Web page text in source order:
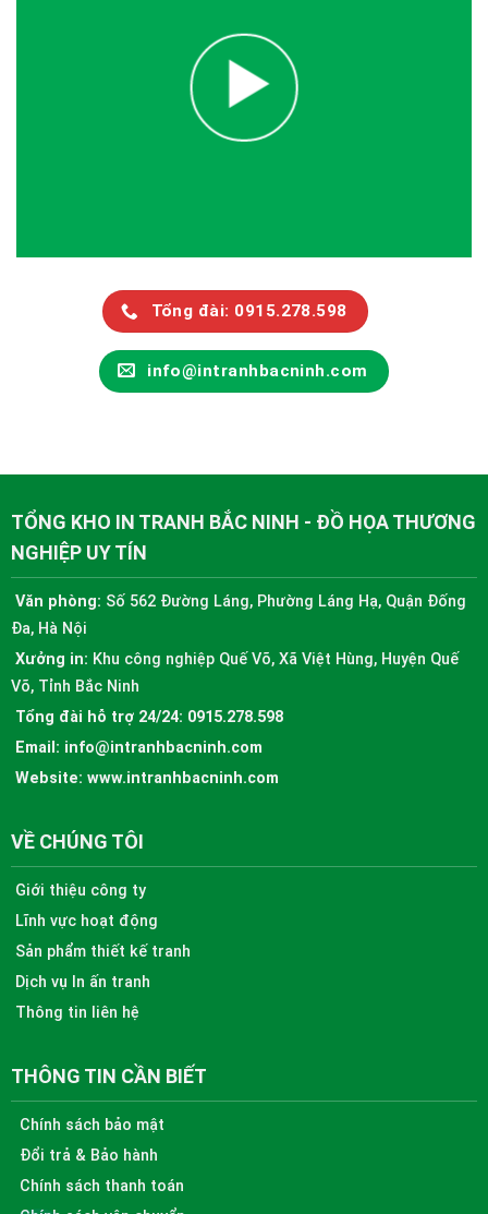
Tổng đài: 0915.278.598
info@intranhbacninh.com
TỔNG KHO IN TRANH BẮC NINH - ĐỒ HỌA THƯƠNG
NGHIỆP UY TÍN
Văn phòng: Số 562 Đường Láng, Phường Láng Hạ, Quận Đống
Đa, Hà Nội
Xưởng in: Khu công nghiệp Quế Võ, Xã Việt Hùng, Huyện Quế
Võ, Tỉnh Bắc Ninh
Tổng đài hỗ trợ 24/24: 0915.278.598
Email: info@intranhbacninh.com
Website: www.intranhbacninh.com
VỀ CHÚNG TÔI
Giới thiệu công ty
Lĩnh vực hoạt động
Sản phẩm thiết kế tranh
Dịch vụ In ấn tranh
Thông tin liên hệ
THÔNG TIN CẦN BIẾT
Chính sách bảo mật
Đổi trả & Bảo hành
Chính sách thanh toán